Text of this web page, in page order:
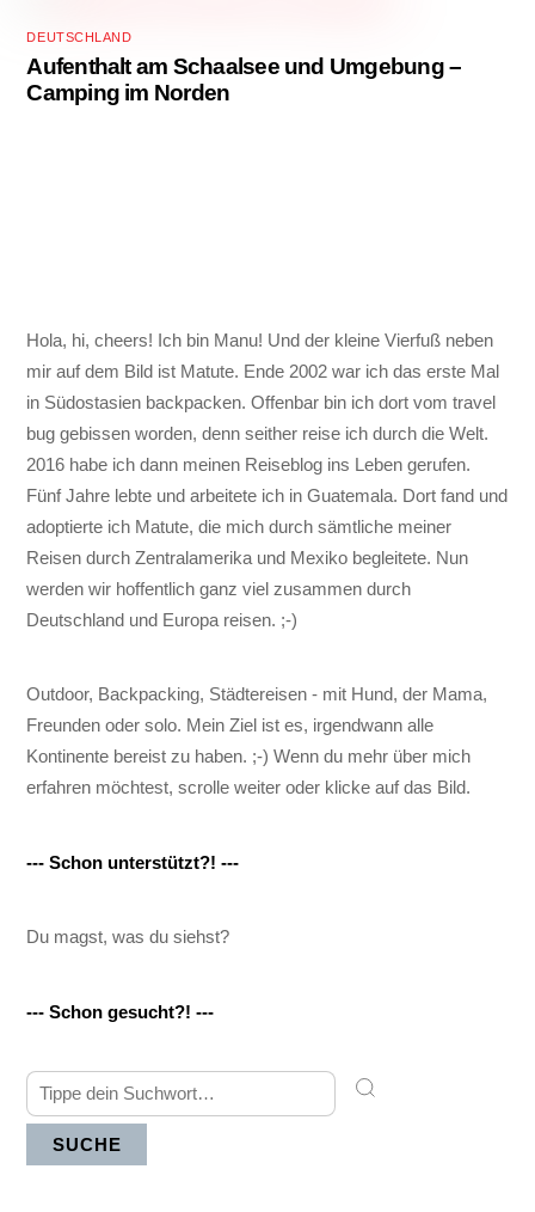
DEUTSCHLAND
Aufenthalt am Schaalsee und Umgebung –
Camping im Norden
Hola, hi, cheers! Ich bin Manu! Und der kleine Vierfuß neben
mir auf dem Bild ist Matute. Ende 2002 war ich das erste Mal
in Südostasien backpacken. Offenbar bin ich dort vom travel
bug gebissen worden, denn seither reise ich durch die Welt.
2016 habe ich dann meinen Reiseblog ins Leben gerufen.
Fünf Jahre lebte und arbeitete ich in Guatemala. Dort fand und
adoptierte ich Matute, die mich durch sämtliche meiner
Reisen durch Zentralamerika und Mexiko begleitete. Nun
werden wir hoffentlich ganz viel zusammen durch
Deutschland und Europa reisen. ;-)
Outdoor, Backpacking, Städtereisen - mit Hund, der Mama,
Freunden oder solo. Mein Ziel ist es, irgendwann alle
Kontinente bereist zu haben. ;-) Wenn du mehr über mich
erfahren möchtest, scrolle weiter oder klicke auf das Bild.
--- Schon unterstützt?! ---
Du magst, was du siehst?
--- Schon gesucht?! ---
SUCHE